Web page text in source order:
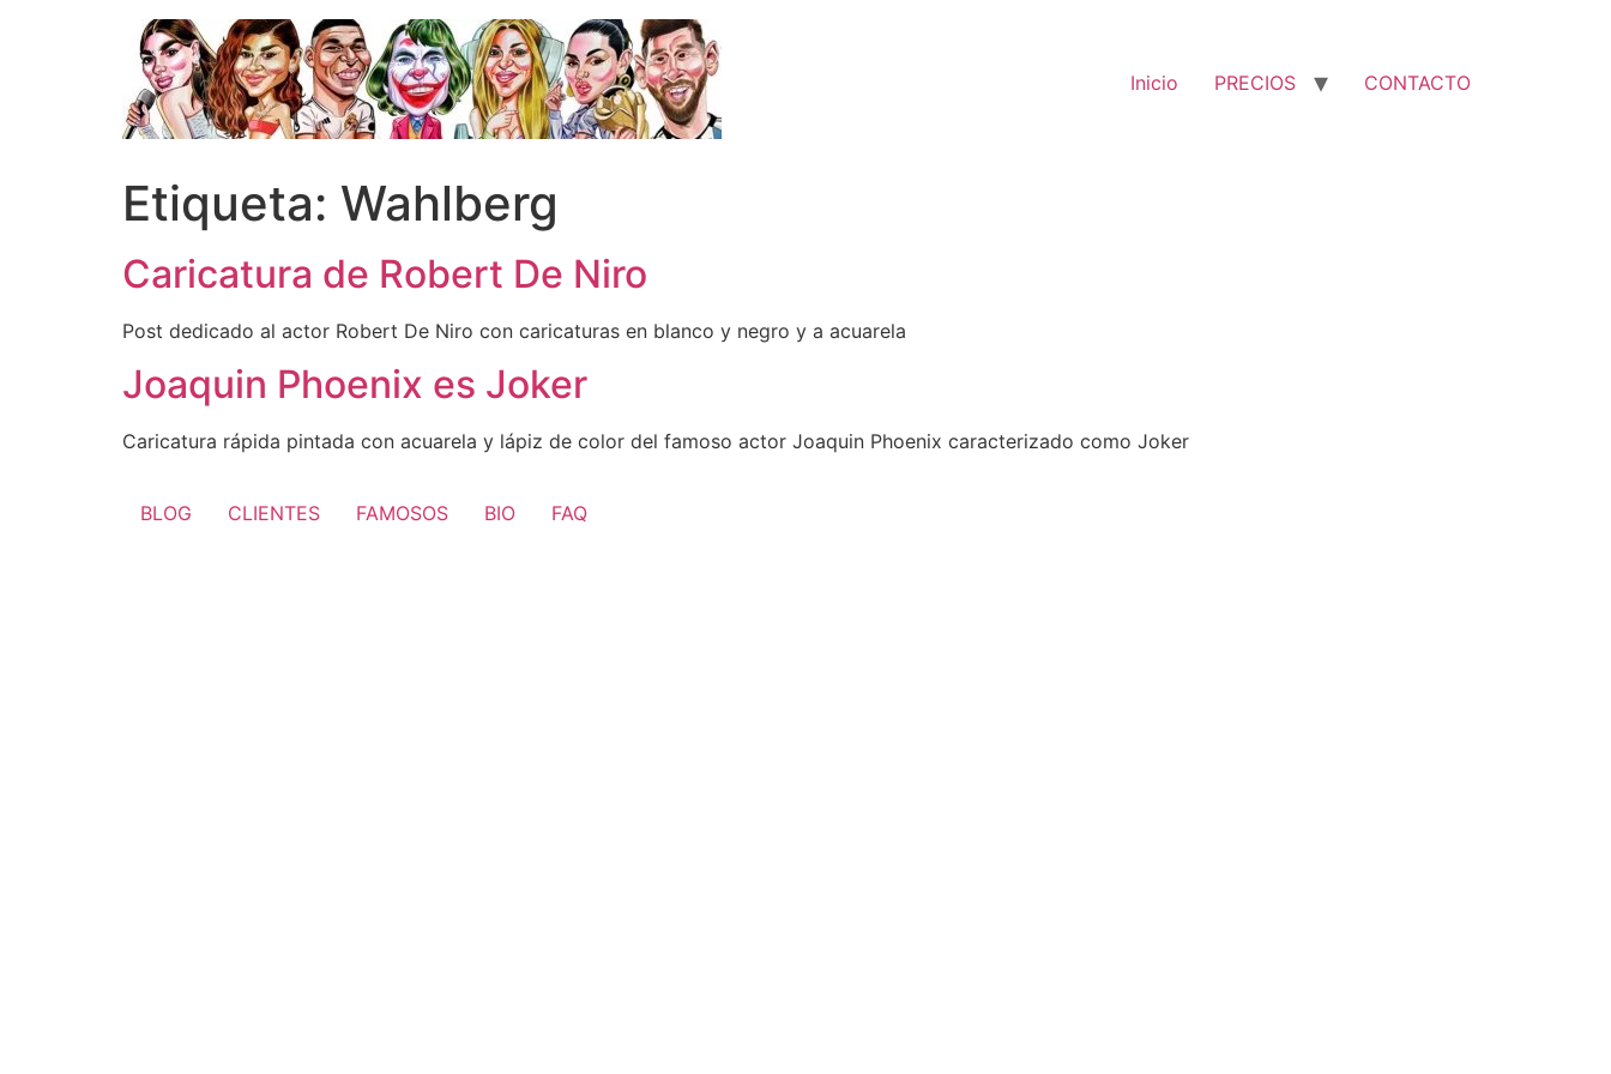
Inicio PRECIOS CONTACTO
Etiqueta: Wahlberg
Caricatura de Robert De Niro
Post dedicado al actor Robert De Niro con caricaturas en blanco y negro y a acuarela
Joaquin Phoenix es Joker
Caricatura rápida pintada con acuarela y lápiz de color del famoso actor Joaquin Phoenix caracterizado como Joker
BLOG CLIENTES FAMOSOS BIO FAQ